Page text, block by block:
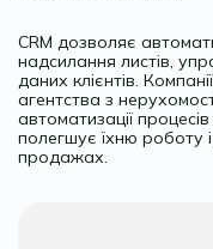
CRM дозволяє
надсилання листів,
даних клієнтів.
агентства з
автоматизації
полегшує їхню роботу
продажах.